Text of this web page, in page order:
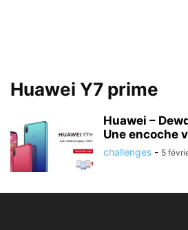
Huawei Y7 prime
Huawei –
Une encoche
challenges - 5